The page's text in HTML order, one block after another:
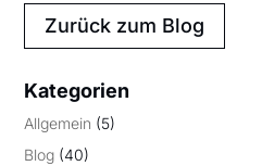
Zurück zum Blog
Kategorien
Allgemein (5)
Blog (40)